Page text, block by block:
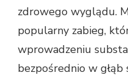
zdrowego wyglądu.
popularny zabieg,
wprowadzeniu
bezpośrednio w głąb